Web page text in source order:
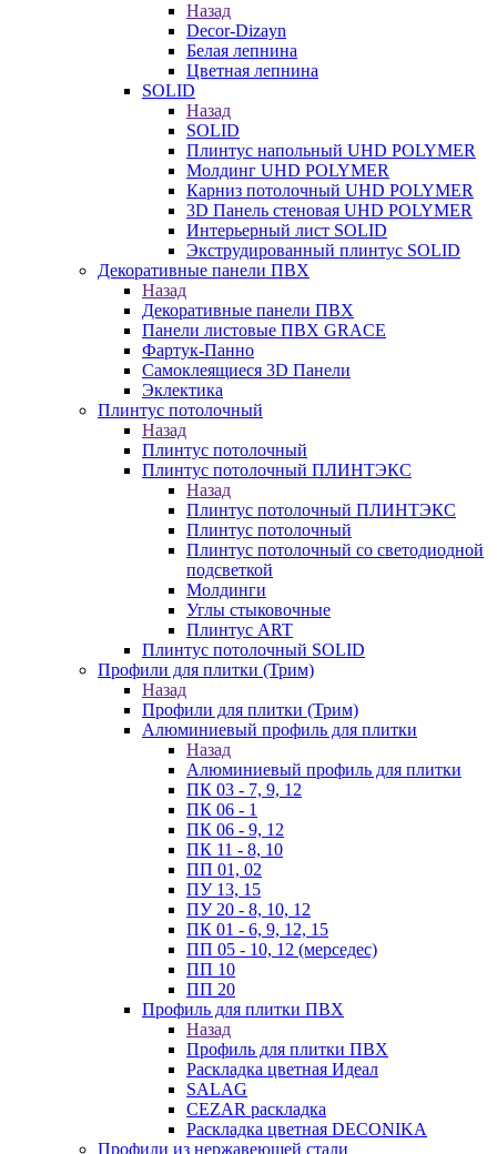
Назад
Decor-Dizayn
Белая лепнина
Цветная лепнина
SOLID
Назад
SOLID
Плинтус напольный UHD POLYMER
Молдинг UHD POLYMER
Карниз потолочный UHD POLYMER
3D Панель стеновая UHD POLYMER
Интерьерный лист SOLID
Экструдированный плинтус SOLID
Декоративные панели ПВХ
Назад
Декоративные панели ПВХ
Панели листовые ПВХ GRACE
Фартук-Панно
Самоклеящиеся 3D Панели
Эклектика
Плинтус потолочный
Назад
Плинтус потолочный
Плинтус потолочный ПЛИНТЭКС
Назад
Плинтус потолочный ПЛИНТЭКС
Плинтус потолочный
Плинтус потолочный со светодиодной
подсветкой
Молдинги
Углы стыковочные
Плинтус ART
Плинтус потолочный SOLID
Профили для плитки (Трим)
Назад
Профили для плитки (Трим)
Алюминиевый профиль для плитки
Назад
Алюминиевый профиль для плитки
ПК 03 - 7, 9, 12
ПК 06 - 1
ПК 06 - 9, 12
ПК 11 - 8, 10
ПП 01, 02
ПУ 13, 15
ПУ 20 - 8, 10, 12
ПК 01 - 6, 9, 12, 15
ПП 05 - 10, 12 (мерседес)
ПП 10
ПП 20
Профиль для плитки ПВХ
Назад
Профиль для плитки ПВХ
Раскладка цветная Идеал
SALAG
CEZAR раскладка
Раскладка цветная DECONIKA
Профили из нержавеющей стали